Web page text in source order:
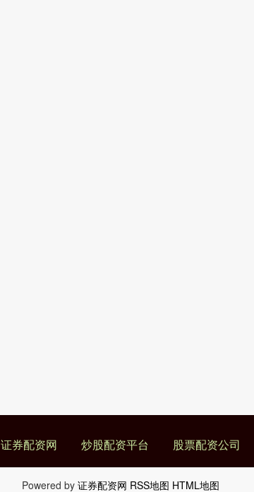
证券配资网 炒股配资平台 股票配资公司
Powered by 证券配资网 RSS地图 HTML地图